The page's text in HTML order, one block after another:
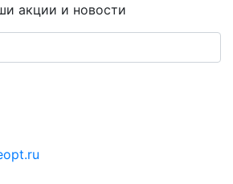
акции и новости